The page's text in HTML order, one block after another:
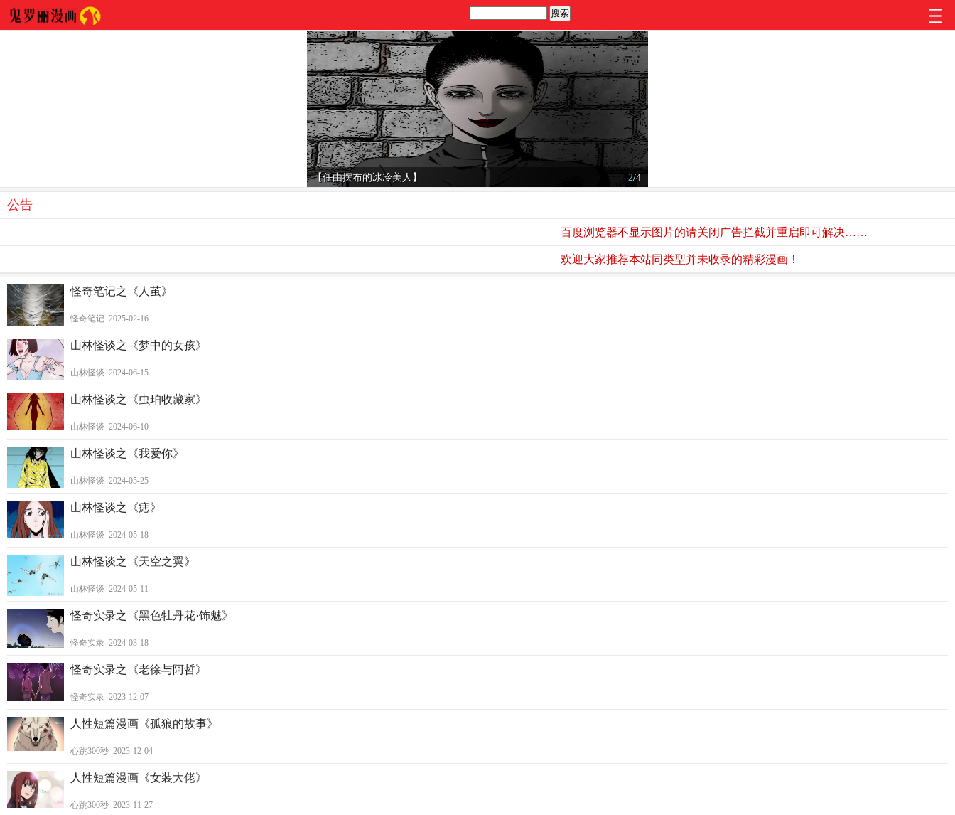
【任由摆布的冰冷美人】 2/4
公告
百度浏览器不显示图片的请关闭广告拦截并重启即可解决……
欢迎大家推荐本站同类型并未收录的精彩漫画！
怪奇笔记之《人茧》
怪奇笔记 2025-02-16
山林怪谈之《梦中的女孩》
山林怪谈 2024-06-15
山林怪谈之《虫珀收藏家》
山林怪谈 2024-06-10
山林怪谈之《我爱你》
山林怪谈 2024-05-25
山林怪谈之《痣》
山林怪谈 2024-05-18
山林怪谈之《天空之翼》
山林怪谈 2024-05-11
怪奇实录之《黑色牡丹花·饰魅》
怪奇实录 2024-03-18
怪奇实录之《老徐与阿哲》
怪奇实录 2023-12-07
人性短篇漫画《孤狼的故事》
心跳300秒 2023-12-04
人性短篇漫画《女装大佬》
心跳300秒 2023-11-27